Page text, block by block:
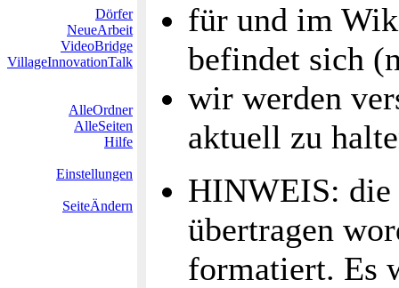
Dörfer
NeueArbeit
VideoBridge
VillageInnovationTalk
AlleOrdner
AlleSeiten
Hilfe
Einstellungen
SeiteÄndern
für und im
befindet sich
wir werden
aktuell zu
HINWEIS: die
übertragen
formatiert. Es